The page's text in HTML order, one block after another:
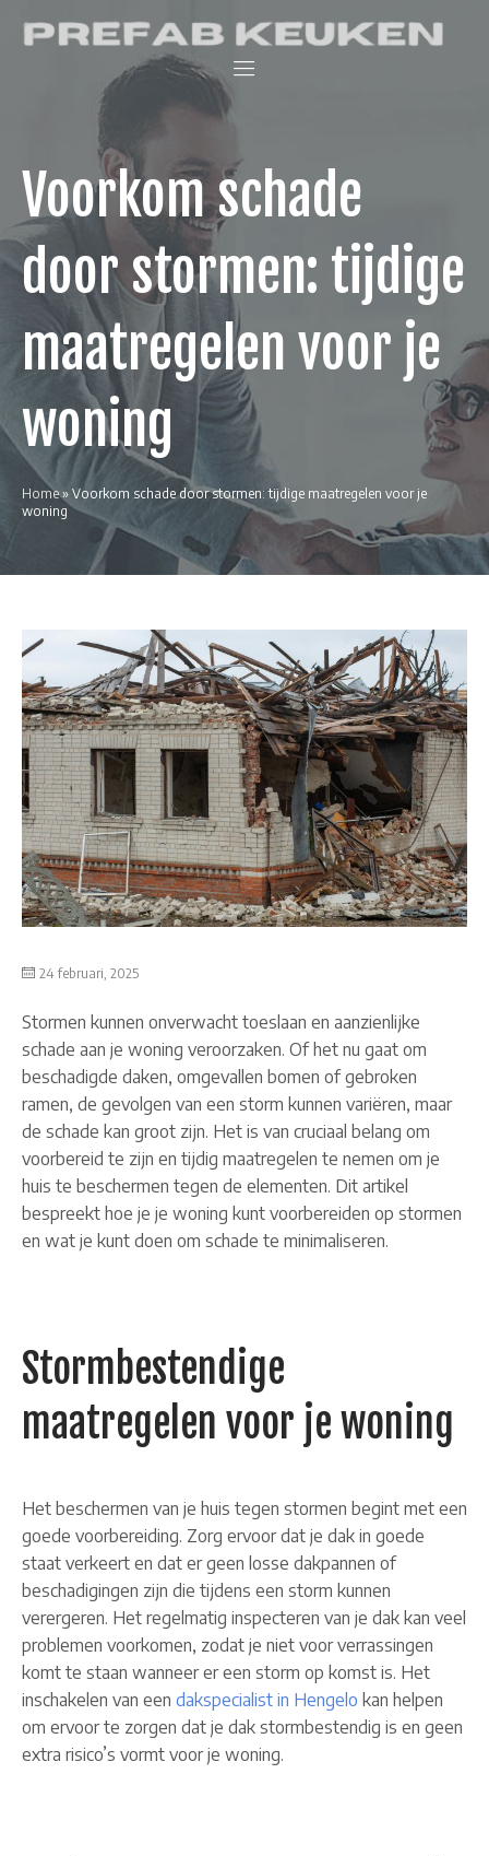
Prefab Keuken
Keukenwinkel
interieurblog
Voorkom schade
door stormen: tijdige
maatregelen voor je
woning
Home» Voorkom schade door stormen: tijdige maatregelen voor je
woning
24 februari, 2025
Stormen kunnen onverwacht toeslaan en aanzienlijke
schade aan je woning veroorzaken. Of het nu gaat om
beschadigde daken, omgevallen bomen of gebroken
ramen, de gevolgen van een storm kunnen variëren, maar
de schade kan groot zijn. Het is van cruciaal belang om
voorbereid te zijn en tijdig maatregelen te nemen om je
huis te beschermen tegen de elementen. Dit artikel
bespreekt hoe je je woning kunt voorbereiden op stormen
en wat je kunt doen om schade te minimaliseren.
Stormbestendige
maatregelen voor je woning
Het beschermen van je huis tegen stormen begint met een
goede voorbereiding. Zorg ervoor dat je dak in goede
staat verkeert en dat er geen losse dakpannen of
beschadigingen zijn die tijdens een storm kunnen
verergeren. Het regelmatig inspecteren van je dak kan veel
problemen voorkomen, zodat je niet voor verrassingen
komt te staan wanneer er een storm op komst is. Het
inschakelen van een dakspecialist in Hengelo kan helpen
om ervoor te zorgen dat je dak stormbestendig is en geen
extra risico’s vormt voor je woning.